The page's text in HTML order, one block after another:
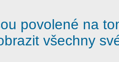
povolené na
všechny